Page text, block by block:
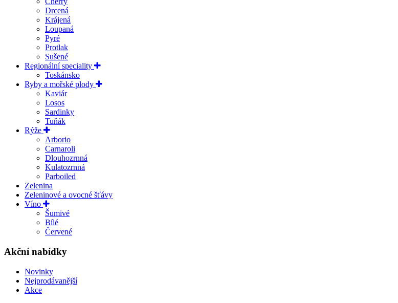
Drcená
Krájená
Loupaná
Pyré
Protlak
Sušené
Regionální speciality
Toskánsko
Ryby a mořské plody
Kaviár
Losos
Sardinky
Tuňák
Rýže
Arborio
Carnaroli
Dlouhozrnná
Kulatozrnná
Parboiled
Zelenina
Zeleninové a ovocné šťávy
Víno
Šumivé
Bílé
Červené
Akční nabídky
Novinky
Nejprodávanější
Akce